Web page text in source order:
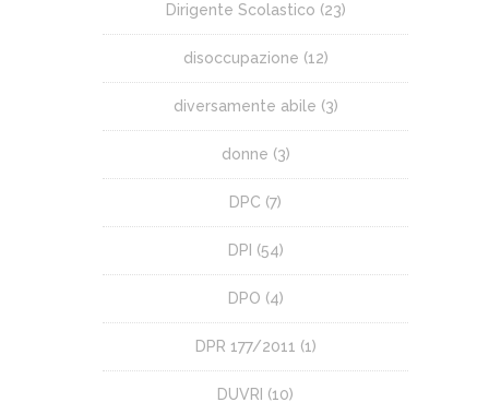
Dirigente Scolastico (23)
disoccupazione (12)
diversamente abile (3)
donne (3)
DPC (7)
DPI (54)
DPO (4)
DPR 177/2011 (1)
DUVRI (10)